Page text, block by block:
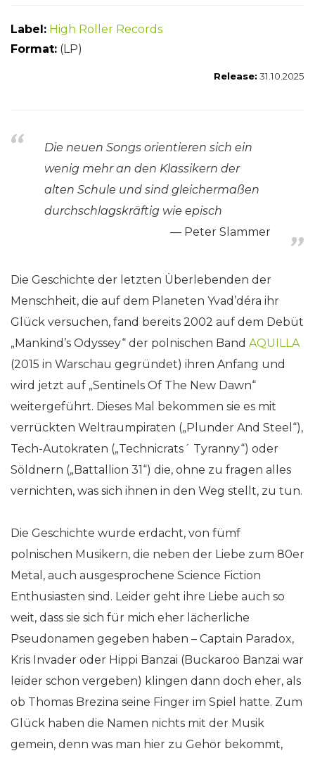
Label: High Roller Records
Format: (LP)
Release: 31.10.2025
Die neuen Songs orientieren sich ein
wenig mehr an den Klassikern der
alten Schule und sind gleichermaßen
durchschlagskräftig wie episch
Peter Slammer
Die Geschichte der letzten Überlebenden der
Menschheit, die auf dem Planeten Yvad’déra ihr
Glück versuchen, fand bereits 2002 auf dem Debüt
„Mankind’s Odyssey“ der polnischen Band AQUILLA
(2015 in Warschau gegründet) ihren Anfang und
wird jetzt auf „Sentinels Of The New Dawn“
weitergeführt. Dieses Mal bekommen sie es mit
verrückten Weltraumpiraten („Plunder And Steel“),
Tech-Autokraten („Technicrats´ Tyranny“) oder
Söldnern („Battallion 31“) die, ohne zu fragen alles
vernichten, was sich ihnen in den Weg stellt, zu tun.
Die Geschichte wurde erdacht, von fümf
polnischen Musikern, die neben der Liebe zum 80er
Metal, auch ausgesprochene Science Fiction
Enthusiasten sind. Leider geht ihre Liebe auch so
weit, dass sie sich für mich eher lächerliche
Pseudonamen gegeben haben – Captain Paradox,
Kris Invader oder Hippi Banzai (Buckaroo Banzai war
leider schon vergeben) klingen dann doch eher, als
ob Thomas Brezina seine Finger im Spiel hatte. Zum
Glück haben die Namen nichts mit der Musik
gemein, denn was man hier zu Gehör bekommt,